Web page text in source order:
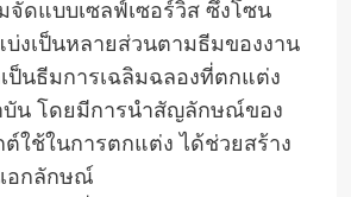
จัดแบบเซลฟ์เซอร์วิส ซึ่งโซน
งเป็นหลายส่วนตามธีมของงาน
ป็นธีมการเฉลิมฉลองที่ตกแต่ง
บัน โดยมีการนำสัญลักษณ์ของ
ใช้ในการตกแต่ง ได้ช่วยสร้าง
อกลักษณ์